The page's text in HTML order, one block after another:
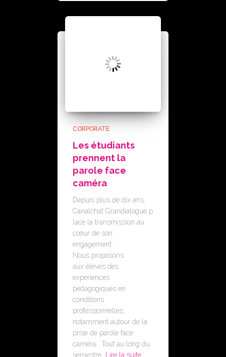
CORPORATE
Les étudiants
prennent la
parole face
caméra
Depuis plus de dix ans,
Canalchat Grandialogue p
lace la transmission au
cœur de son
engagement.
Nous proposons
aux élèves des
expériences
pédagogiques en
conditions
professionnelles,
notamment autour de la
prise de parole face
caméra. Tout au long du
semestre,
Lire la suite